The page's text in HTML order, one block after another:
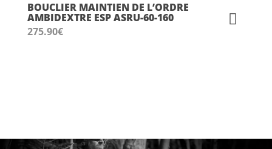
BOUCLIER MAINTIEN DE L’ORDRE
AMBIDEXTRE ESP ASRU-60-160
275.90€